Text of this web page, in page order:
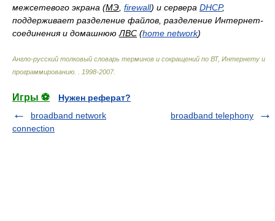
межсетевого экрана (МЭ firewall) и сервера DHCP,
поддерживает разделение файлов, разделение Интернет-
соединения и домашнюю ЛВС (home network)
Англо-русский толковый словарь терминов и сокращений по ВТ, Интернету и
программированию.
1998-2007.
Игры ⚽
Нужен реферат?
broadband network
connection
broadband telephony